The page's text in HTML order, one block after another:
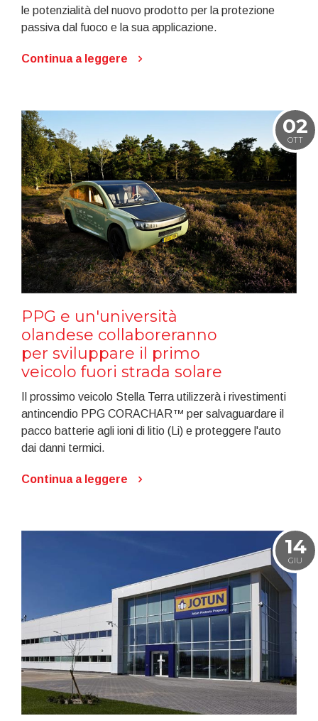
le potenzialità del nuovo prodotto per la protezione
passiva dal fuoco e la sua applicazione.
Continua a leggere
02
OTT
PPG e un'università
olandese collaboreranno
per sviluppare il primo
veicolo fuori strada solare
Il prossimo veicolo Stella Terra utilizzerà i rivestimenti
antincendio PPG CORACHAR™ per salvaguardare il
pacco batterie agli ioni di litio (Li) e proteggere l'auto
dai danni termici.
Continua a leggere
14
GIU